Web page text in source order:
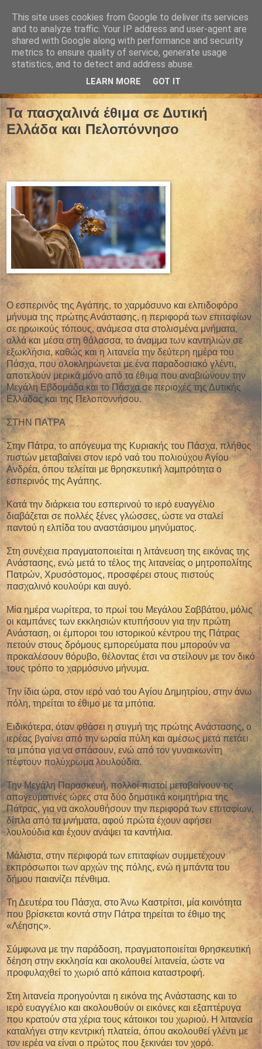
Τα πασχαλινά έθιμα σε Δυτική
Ελλάδα και Πελοπόννησο
Ο εσπερινός της Αγάπης, το χαρμόσυνο και ελπιδοφόρο
μήνυμα της πρώτης Ανάστασης, η περιφορά των επιταφίων
σε ηρωικούς τόπους, ανάμεσα στα στολισμένα μνήματα,
αλλά και μέσα στη θάλασσα, το άναμμα των καντηλιών σε
εξωκλήσια, καθώς και η λιτανεία την δεύτερη ημέρα του
Πάσχα, που ολοκληρώνεται με ένα παραδοσιακό γλέντι,
αποτελούν μερικά μόνο από τα έθιμα που αναβιώνουν την
Μεγάλη Εβδομάδα και το Πάσχα σε περιοχές της Δυτικής
Ελλάδας και της Πελοποννήσου.
ΣΤΗΝ ΠΑΤΡΑ
Στην Πάτρα, το απόγευμα της Κυριακής του Πάσχα, πλήθος
πιστών μεταβαίνει στον ιερό ναό του πολιούχου Αγίου
Ανδρέα, όπου τελείται με θρησκευτική λαμπρότητα ο
εσπερινός της Αγάπης.
Κατά την διάρκεια του εσπερινού το ιερό ευαγγέλιο
διαβάζεται σε πολλές ξένες γλώσσες, ώστε να σταλεί
παντού η ελπίδα του αναστάσιμου μηνύματος.
Στη συνέχεια πραγματοποιείται η λιτάνευση της εικόνας της
Ανάστασης, ενώ μετά το τέλος της λιτανείας ο μητροπολίτης
Πατρών, Χρυσόστομος, προσφέρει στους πιστούς
πασχαλινό κουλούρι και αυγό.
Μία ημέρα νωρίτερα, το πρωί του Μεγάλου Σαββάτου, μόλις
οι καμπάνες των εκκλησιών κτυπήσουν για την πρώτη
Ανάσταση, οι έμποροι του ιστορικού κέντρου της Πάτρας
πετούν στους δρόμους εμπορεύματα που μπορούν να
προκαλέσουν θόρυβο, θέλοντας έτσι να στείλουν με τον δικό
τους τρόπο το χαρμόσυνο μήνυμα.
Την ίδια ώρα, στον ιερό ναό του Αγίου Δημητρίου, στην άνω
πόλη, τηρείται το έθιμο με τα μπότια.
Ειδικότερα, όταν φθάσει η στιγμή της πρώτης Ανάστασης, ο
ιερέας βγαίνει από την ωραία πύλη και αμέσως μετά πετάει
τα μπότια για να σπάσουν, ενώ από τον γυναικωνίτη
πέφτουν πολύχρωμα λουλούδια.
Την Μεγάλη Παρασκευή, πολλοί πιστοί μεταβαίνουν τις
απογευματινές ώρες στα δύο δημοτικά κοιμητήρια της
Πάτρας, για να ακολουθήσουν την περιφορά των επιταφίων,
δίπλα από τα μνήματα, αφού πρώτα έχουν αφήσει
λουλούδια και έχουν ανάψει τα καντήλια.
Μάλιστα, στην περιφορά των επιταφίων συμμετέχουν
εκπρόσωποι των αρχών της πόλης, ενώ η μπάντα του
δήμου παιανίζει πένθιμα.
Τη Δευτέρα του Πάσχα, στο Άνω Καστρίτσι, μία κοινότητα
που βρίσκεται κοντά στην Πάτρα τηρείται το έθιμο της
«Λέησης».
Σύμφωνα με την παράδοση, πραγματοποιείται θρησκευτική
δέηση στην εκκλησία και ακολουθεί λιτανεία, ώστε να
προφυλαχθεί το χωριό από κάποια καταστροφή.
Στη λιτανεία προηγούνται η εικόνα της Ανάστασης και το
ιερό ευαγγέλιο και ακολουθούν οι εικόνες και εξαπτέρυγα
που κρατούν στα χέρια τους κάτοικοι του χωριού. Η λιτανεία
καταλήγει στην κεντρική πλατεία, όπου ακολουθεί γλέντι με
τον ιερέα να είναι ο πρώτος που ξεκινάει τον χορό.
This site uses cookies from Google to deliver its services
and to analyze traffic. Your IP address and user-agent are
shared with Google along with performance and security
metrics to ensure quality of service, generate usage
statistics, and to detect and address abuse.
LEARN MORE GOT IT